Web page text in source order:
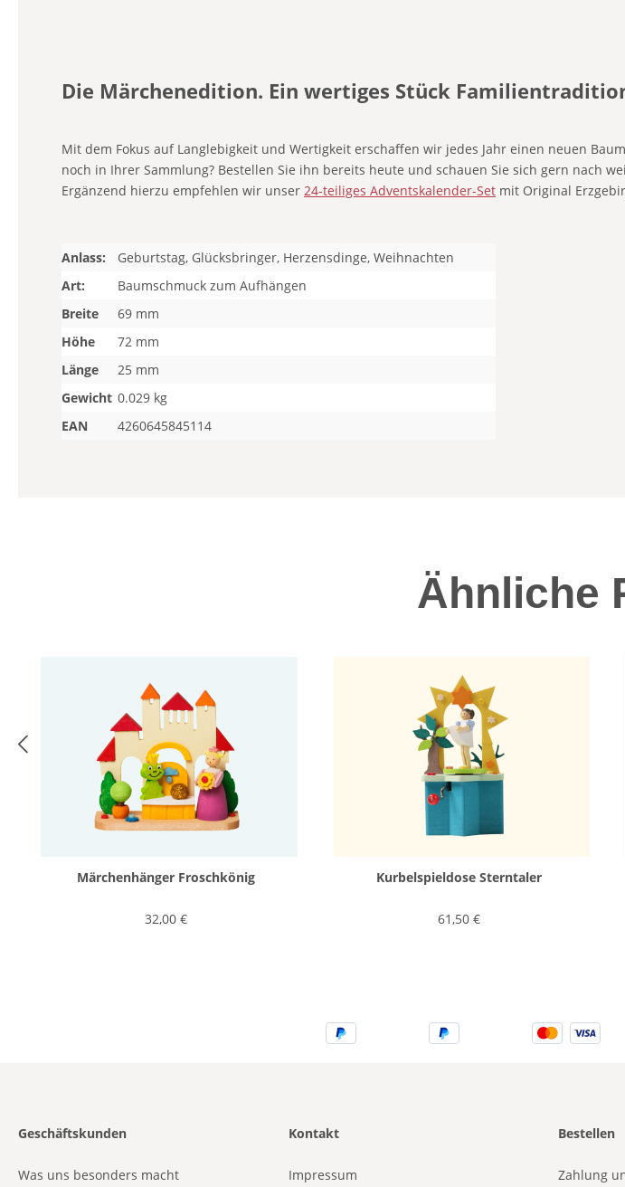
Die Märchenedition. Ein wertiges Stück
Mit dem Fokus auf Langlebigkeit und Wertigkeit erschaffen wir jedes Jahr einen neuen
noch in Ihrer Sammlung? Bestellen Sie ihn bereits heute und schauen Sie sich gern nach
Ergänzend hierzu empfehlen wir unser 24-teiliges Adventskalender-Set mit Original
Anlass:
Geburtstag, Glücksbringer, Herzensdinge, Weihnachten
Art:
Baumschmuck zum Aufhängen
Breite
69 mm
Höhe
72 mm
Länge
25 mm
Gewicht 0.029 kg
EAN
4260645845114
Ähnliche
Märchenhänger Froschkönig
32,00 €
Kurbelspieldose Sterntaler
61,50 €
Geschäftskunden
Was uns besonders macht
Kontakt
Impressum
Bestellen
Zahlung